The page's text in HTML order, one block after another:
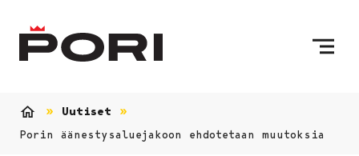
Uutiset
Porin äänestysaluejakoon ehdotetaan muutoksia